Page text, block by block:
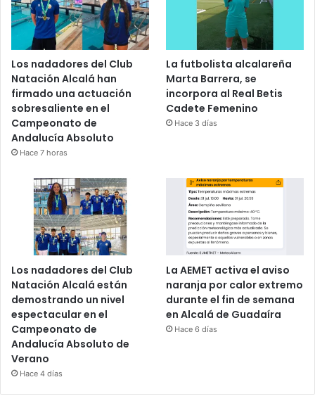
Los nadadores del Club
Natación Alcalá han
firmado una actuación
sobresaliente en el
Campeonato de
Andalucía Absoluto
Hace 7 horas
La futbolista alcalareña
Marta Barrera, se
incorpora al Real Betis
Cadete Femenino
Hace 3 días
Los nadadores del Club
Natación Alcalá están
demostrando un nivel
espectacular en el
Campeonato de
Andalucía Absoluto de
Verano
Hace 4 días
La AEMET activa el aviso
naranja por calor extremo
durante el fin de semana
en Alcalá de Guadaíra
Hace 6 días